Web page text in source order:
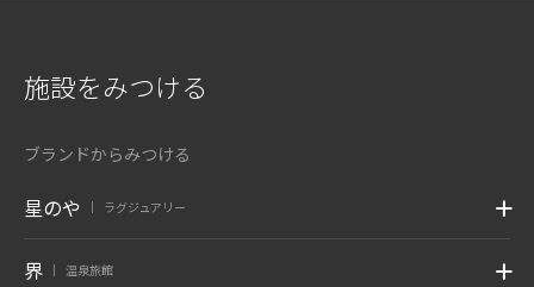
施設をみつける
ブランドからみつける
星のや ラグジュアリー
界 温泉旅館